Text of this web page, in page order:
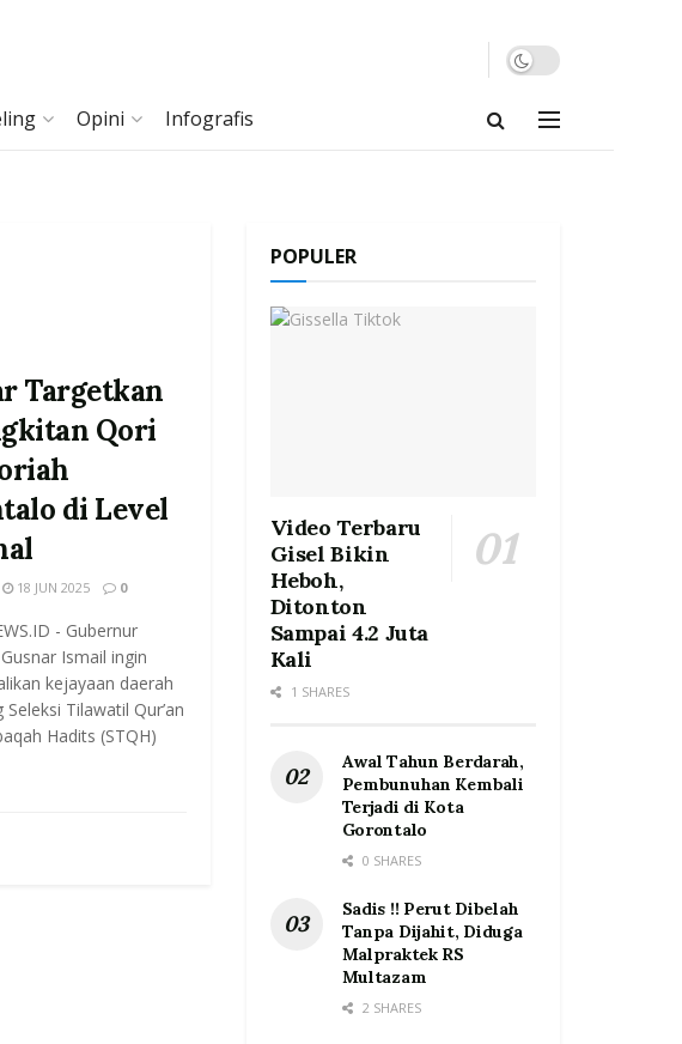
Opini Infografis
Targetkan
Qori
di Level
18 JUN 2025 0
- Gubernur
Ismail ingin
kejayaan daerah
Tilawatil Qur’an
Hadits (STQH)
POPULER
Video Terbaru
Gisel Bikin
Heboh,
Ditonton
Sampai 4.2 Juta
Kali
1 SHARES
Awal Tahun Berdarah,
Pembunuhan Kembali
Terjadi di Kota
Gorontalo
0 SHARES
Sadis !! Perut Dibelah
Tanpa Dijahit, Diduga
Malpraktek RS
Multazam
2 SHARES